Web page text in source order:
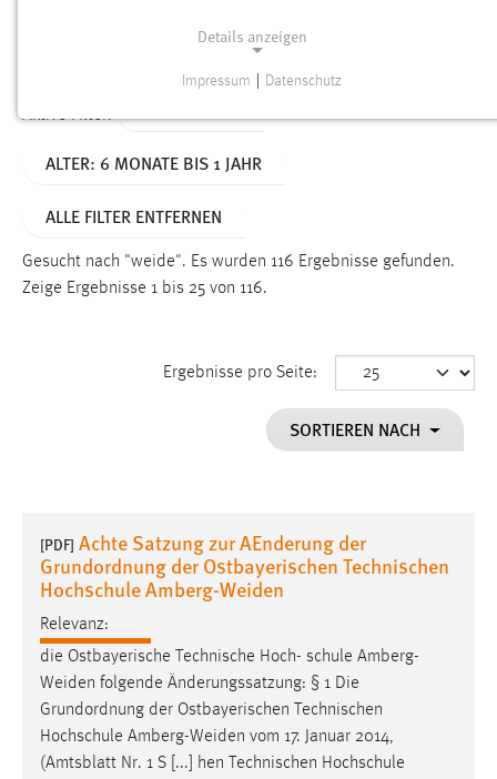
Aktive Filter:
ALTER: 6 MONATE BIS 1 JAHR
ALLE FILTER ENTFERNEN
Gesucht nach "weide". Es wurden 116 Ergebnisse gefunden.
Zeige Ergebnisse 1 bis 25 von 116.
Ergebnisse pro Seite:
SORTIEREN NACH
[PDF] Achte Satzung zur AEnderung der
Grundordnung der Ostbayerischen Technischen
Hochschule Amberg-Weiden
Relevanz:
die Ostbayerische Technische Hoch- schule Amberg-
Weiden folgende Änderungssatzung: § 1 Die
Grundordnung der Ostbayerischen Technischen
Hochschule Amberg-Weiden vom 17. Januar 2014,
(Amtsblatt Nr. 1 S [...] hen Technischen Hochschule
Details anzeigen
Funktionen und sind für die einwandfreie Funktion der
Name:
Dieser Cookie speichert die ausgewählten Einverständnis-
Performance
Name:
staticfilecache
Zweck:
Für performante Seitenauslieferung wird in diesem Cookie
gespeichert, ob man eingeloggt ist.
Sprachpräferenz
Impressum Datenschutz